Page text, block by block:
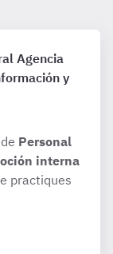
Agencia
y
Personal
interna
practiques